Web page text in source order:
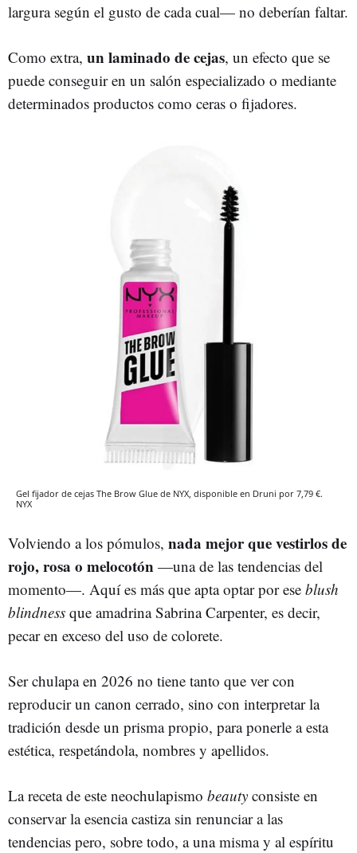
largura según el gusto de cada cual— no deberían faltar.
Como extra, un laminado de cejas, un efecto que se
puede conseguir en un salón especializado o mediante
determinados productos como ceras o fijadores.
Gel fijador de cejas The Brow Glue de NYX, disponible en Druni por 7,79 €.
NYX
Volviendo a los pómulos, nada mejor que vestirlos de
rojo, rosa o melocotón —una de las tendencias del
momento—. Aquí es más que apta optar por ese blush
blindness que amadrina Sabrina Carpenter, es decir,
pecar en exceso del uso de colorete.
Ser chulapa en 2026 no tiene tanto que ver con
reproducir un canon cerrado, sino con interpretar la
tradición desde un prisma propio, para ponerle a esta
estética, respetándola, nombres y apellidos.
La receta de este neochulapismo beauty consiste en
conservar la esencia castiza sin renunciar a las
tendencias pero, sobre todo, a una misma y al espíritu